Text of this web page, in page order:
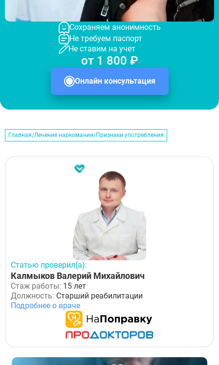
Сохраняем анонимность
Не требуем паспорт
Не ставим на учет
Онлайн консультация
от 1 800 ₽
Главная Лечение наркомании Признаки употребления
Статью проверил(а):
Калмыков Валерий Михайлович
Стаж работы: 15 лет
Должность: Старший реабилитации
Подробнее о враче